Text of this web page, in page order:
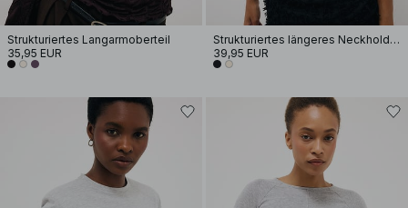
Strukturiertes Langarmoberteil
35,95 EUR
Strukturiertes längeres Neckholder-Top
39,95 EUR